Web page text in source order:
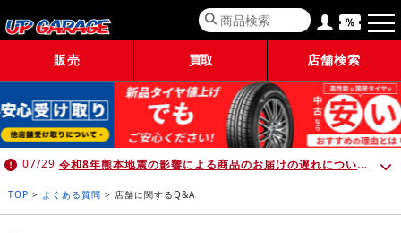
販売 買取 店舗検索
07/29 令和8年熊本地震の影響による商品のお届けの遅れについて （7月30日 10:00時点）
TOP > よくある質問 > 店舗に関するQ&A